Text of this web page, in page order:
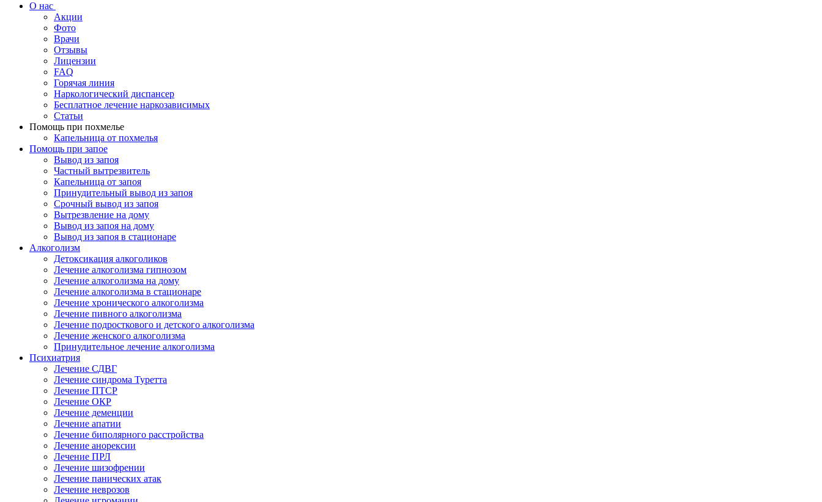
О нас
Акции
Фото
Врачи
Отзывы
Лицензии
FAQ
Горячая линия
Наркологический диспансер
Бесплатное лечение наркозависимых
Статьи
Помощь при похмелье
Капельница от похмелья
Помощь при запое
Вывод из запоя
Частный вытрезвитель
Капельница от запоя
Принудительный вывод из запоя
Срочный вывод из запоя
Вытрезвление на дому
Вывод из запоя на дому
Вывод из запоя в стационаре
Алкоголизм
Детоксикация алкоголиков
Лечение алкоголизма гипнозом
Лечение алкоголизма на дому
Лечение алкоголизма в стационаре
Лечение хронического алкоголизма
Лечение пивного алкоголизма
Лечение подросткового и детского алкоголизма
Лечение женского алкоголизма
Принудительное лечение алкоголизма
Психиатрия
Лечение СДВГ
Лечение синдрома Туретта
Лечение ПТСР
Лечение ОКР
Лечение деменции
Лечение апатии
Лечение биполярного расстройства
Лечение анорексии
Лечение ПРЛ
Лечение шизофрении
Лечение панических атак
Лечение неврозов